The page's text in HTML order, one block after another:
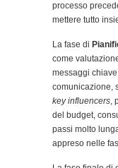
processo
mettere tutto
La fase di
come
messaggi
comunicazione,
key influencers,
del budget,
passi molto
appreso nelle